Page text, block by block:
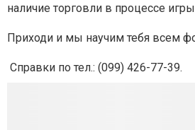
наличие торговли в процессе
Приходи и мы научим тебя всем
Справки по тел.: (099) 426-77-39.